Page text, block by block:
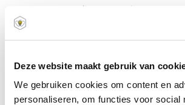
Deze website maakt gebruik van
We gebruiken cookies om content en
personaliseren, om functies voor social